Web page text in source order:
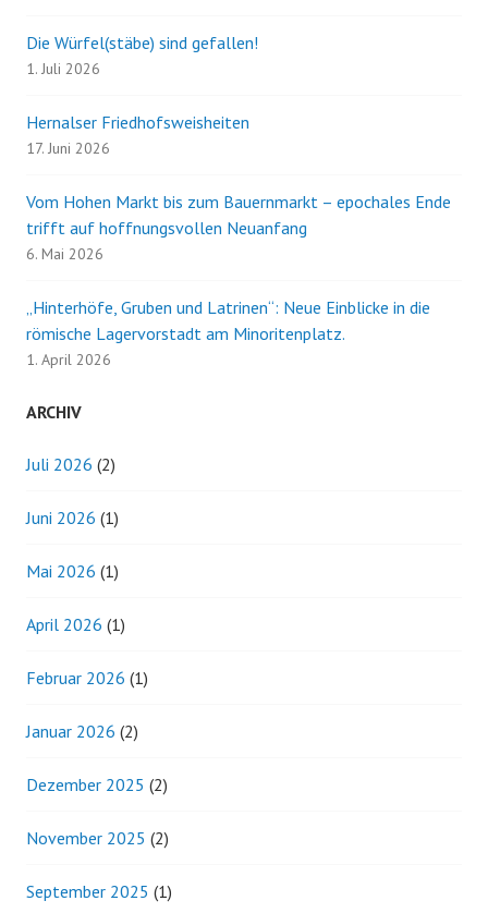
Die Würfel(stäbe) sind gefallen!
1. Juli 2026
Hernalser Friedhofsweisheiten
17. Juni 2026
Vom Hohen Markt bis zum Bauernmarkt – epochales Ende
trifft auf hoffnungsvollen Neuanfang
6. Mai 2026
„Hinterhöfe, Gruben und Latrinen“: Neue Einblicke in die
römische Lagervorstadt am Minoritenplatz.
1. April 2026
ARCHIV
Juli 2026 (2)
Juni 2026 (1)
Mai 2026 (1)
April 2026 (1)
Februar 2026 (1)
Januar 2026 (2)
Dezember 2025 (2)
November 2025 (2)
September 2025 (1)